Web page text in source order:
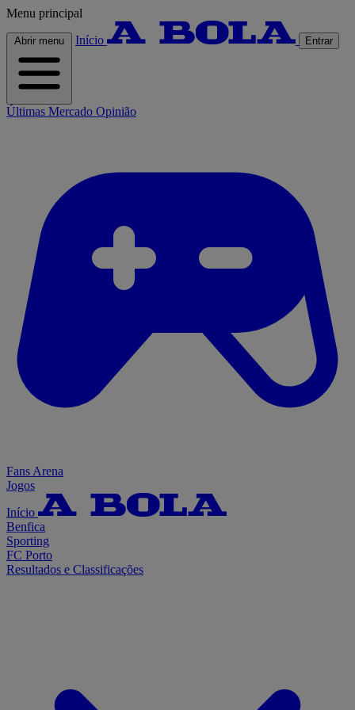
Menu principal
Abrir menu Início Entrar
Últimas Mercado Opinião
Fans Arena
Jogos
Início
Benfica
Sporting
FC Porto
Resultados e Classificações